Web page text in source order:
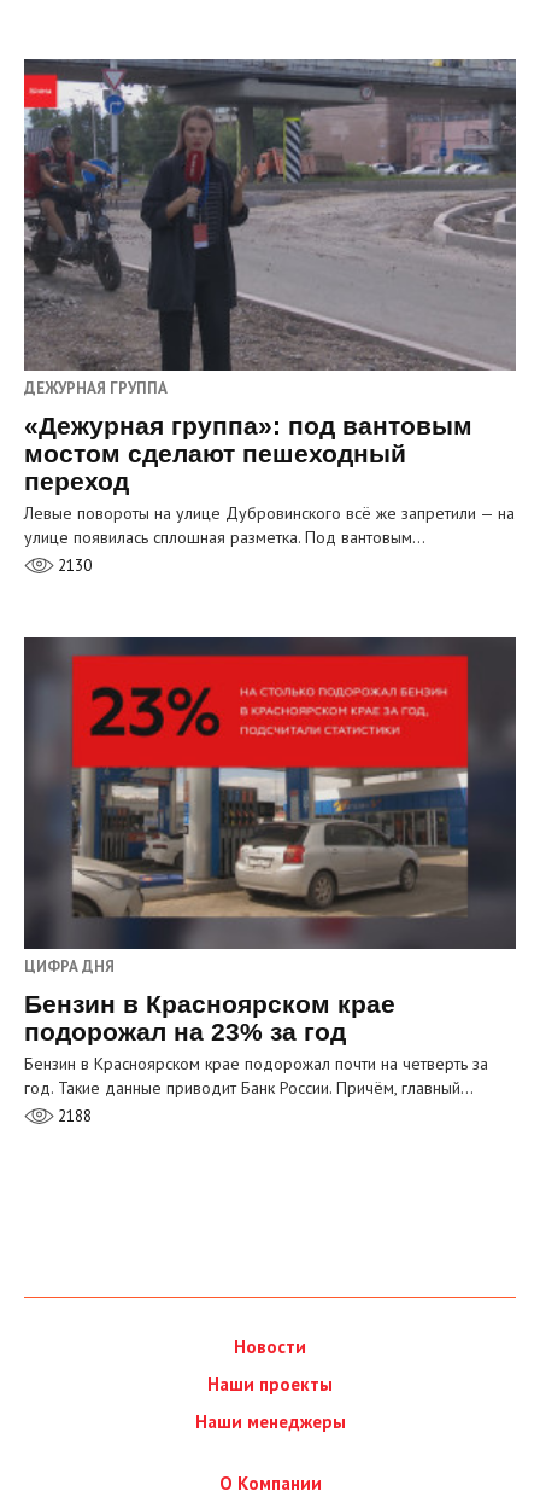
ДЕЖУРНАЯ ГРУППА
«Дежурная группа»: под вантовым
мостом сделают пешеходный
переход
Левые повороты на улице Дубровинского всё же запретили — на
улице появилась сплошная разметка. Под вантовым…
2130
ЦИФРА ДНЯ
Бензин в Красноярском крае
подорожал на 23% за год
Бензин в Красноярском крае подорожал почти на четверть за
год. Такие данные приводит Банк России. Причём, главный…
2188
Новости
Наши проекты
Наши менеджеры
О Компании